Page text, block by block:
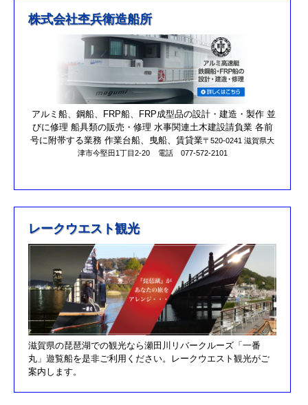
R3/4/11釣果情報更新しました
R3/2/27果情報更新しました
R2/8/29果情報更新しました
営業時間を更新しました。
第17回オーナーズカップを更新しました。
R元/10/25クラブハウスのリニューアルが完了しました。
R元/8/25果情報更新しました
H30/11/7釣果情報更新しました
H30/9/30臨時休業のお知らせ！！
H30/9/24釣果情報更新しました
H30/7/21釣果情報更新しました
H30/4/21釣果情報更新しました
H30/3/3釣果情報更新しました
H30/2/17釣果情報更新しました
H30/2/8釣果情報更新しました
H29/12/10オーナズカップ更新しました
株式会社杢兵衛造船所
アルミ船、鋼船、FRP船、FRP成型品の設計・建造・製作 並
びに修理 船具類の販売・修理 水事関連土木建設請負業 各前
号に附帯する業務 作業台船、曳船、賃貸業〒520-0241 滋賀県大
津市今堅田1丁目2-20
電話 077-572-2101
レークウエスト観光
滋賀県の琵琶湖での観光なら瀬田川リバークルーズ「一番
丸」遊覧船を是非ご利用ください。レークウエスト観光がご
案内します。